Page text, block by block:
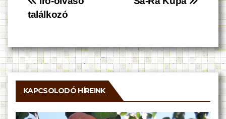
Bejegyzés
találkozó
KAPCSOLODÓ HÍREINK